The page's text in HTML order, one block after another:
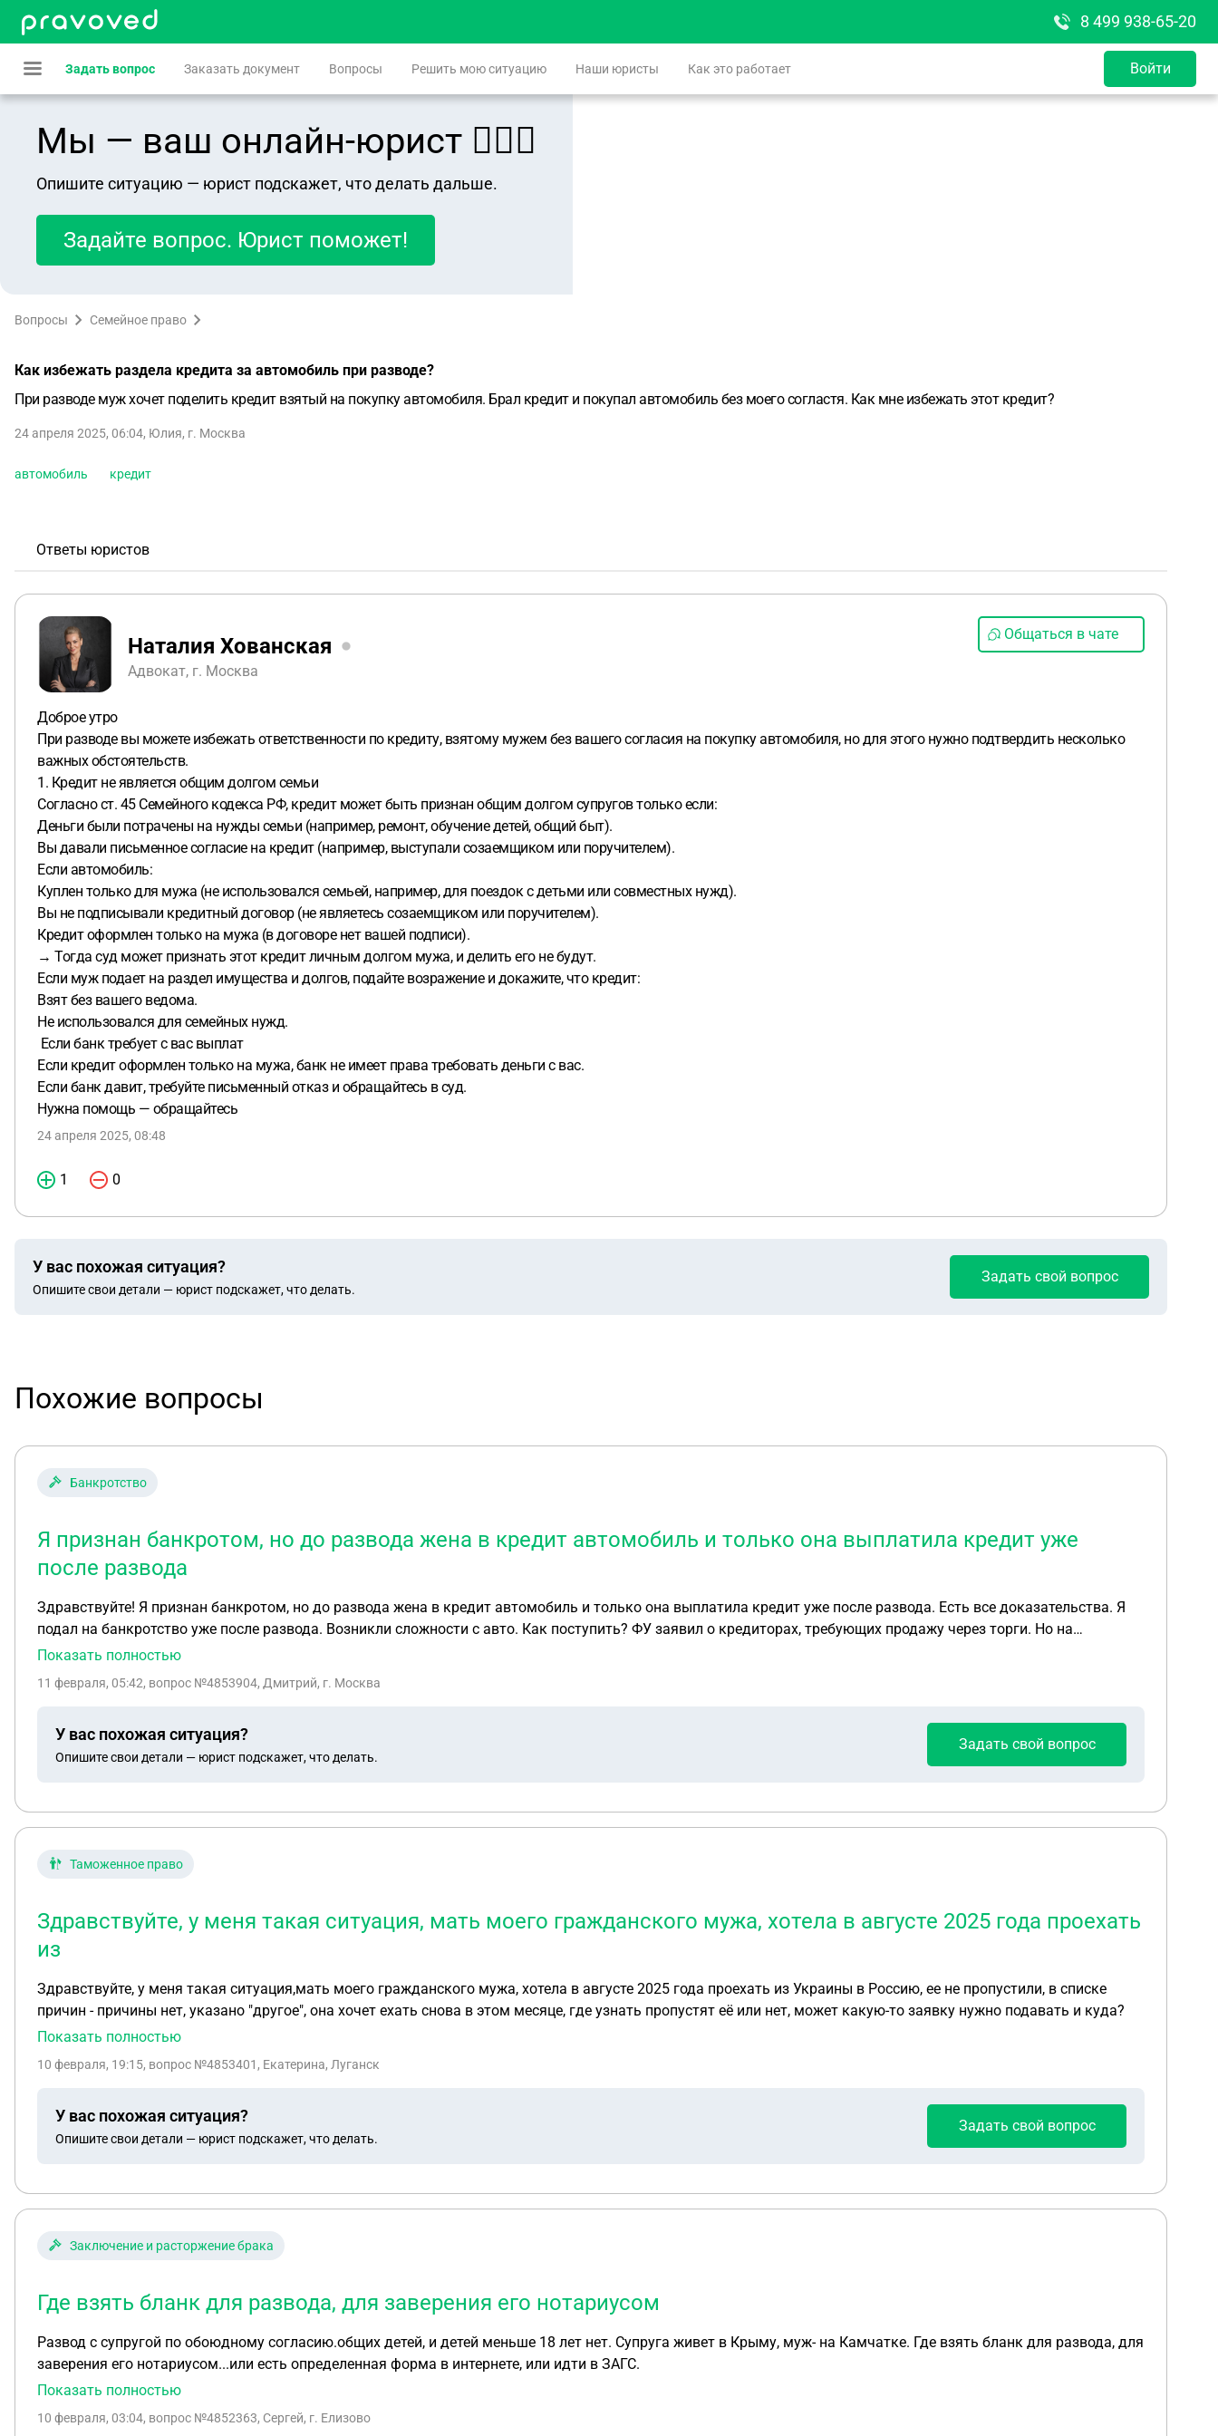
8 499 938-65-20
Задать вопрос Заказать документ Вопросы Решить мою ситуацию Наши юристы Как это работает Войти
Мы — ваш онлайн-юрист 👨🏻‍⚖️
Опишите ситуацию — юрист подскажет, что делать дальше.
Задайте вопрос. Юрист поможет!
Вопросы Семейное право
Как избежать раздела кредита за автомобиль при разводе?
При разводе муж хочет поделить кредит взятый на покупку автомобиля. Брал кредит и покупал автомобиль без моего согластя. Как мне избежать этот кредит?
24 апреля 2025, 06:04, Юлия, г. Москва
автомобиль кредит
Ответы юристов
Наталия Хованская
Адвокат, г. Москва
Общаться в чате
Доброе утро
При разводе вы можете избежать ответственности по кредиту, взятому мужем без вашего согласия на покупку автомобиля, но для этого нужно подтвердить несколько
важных обстоятельств.
1. Кредит не является общим долгом семьи
Согласно ст. 45 Семейного кодекса РФ, кредит может быть признан общим долгом супругов только если:
Деньги были потрачены на нужды семьи (например, ремонт, обучение детей, общий быт).
Вы давали письменное согласие на кредит (например, выступали созаемщиком или поручителем).
Если автомобиль:
Куплен только для мужа (не использовался семьей, например, для поездок с детьми или совместных нужд).
Вы не подписывали кредитный договор (не являетесь созаемщиком или поручителем).
Кредит оформлен только на мужа (в договоре нет вашей подписи).
→ Тогда суд может признать этот кредит личным долгом мужа, и делить его не будут.
Если муж подает на раздел имущества и долгов, подайте возражение и докажите, что кредит:
Взят без вашего ведома.
Не использовался для семейных нужд.
Если банк требует с вас выплат
Если кредит оформлен только на мужа, банк не имеет права требовать деньги с вас.
Если банк давит, требуйте письменный отказ и обращайтесь в суд.
Нужна помощь — обращайтесь
24 апреля 2025, 08:48
1 0
У вас похожая ситуация?
Опишите свои детали — юрист подскажет, что делать.
Задать свой вопрос
Похожие вопросы
Банкротство
Я признан банкротом, но до развода жена в кредит автомобиль и только она выплатила кредит уже
после развода
Здравствуйте! Я признан банкротом, но до развода жена в кредит автомобиль и только она выплатила кредит уже после развода. Есть все доказательства. Я
подал на банкротство уже после развода. Возникли сложности с авто. Как поступить? ФУ заявил о кредиторах, требующих продажу через торги. Но на
основании закона точно знаю, что если машина преоретена на личные средства супруги, то она не должна попасть в конкурсную массу. Разъясните, пожалуйста
Показать полностью
11 февраля, 05:42, вопрос №4853904, Дмитрий, г. Москва
У вас похожая ситуация?
Опишите свои детали — юрист подскажет, что делать.
Задать свой вопрос
Таможенное право
Здравствуйте, у меня такая ситуация, мать моего гражданского мужа, хотела в августе 2025 года проехать
из
Здравствуйте, у меня такая ситуация,мать моего гражданского мужа, хотела в августе 2025 года проехать из Украины в Россию, ее не пропустили, в списке
причин - причины нет, указано "другое", она хочет ехать снова в этом месяце, где узнать пропустят её или нет, может какую-то заявку нужно подавать и куда?
Показать полностью
10 февраля, 19:15, вопрос №4853401, Екатерина, Луганск
У вас похожая ситуация?
Опишите свои детали — юрист подскажет, что делать.
Задать свой вопрос
Заключение и расторжение брака
Где взять бланк для развода, для заверения его нотариусом
Развод с супругой по обоюдному согласию.общих детей, и детей меньше 18 лет нет. Супруга живет в Крыму, муж- на Камчатке. Где взять бланк для развода, для
заверения его нотариусом...или есть определенная форма в интернете, или идти в ЗАГС.
Показать полностью
10 февраля, 03:04, вопрос №4852363, Сергей, г. Елизово